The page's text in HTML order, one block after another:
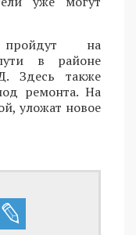
на
в районе
Здесь также
ремонта. На
уложат новое